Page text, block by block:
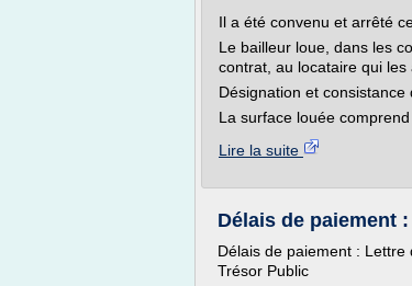
Il a été convenu et arrêté
Le bailleur loue, dans les
contrat, au locataire qui les
Désignation et consistance
La surface louée comprend
Lire la suite
Délais de paiement
Délais de paiement :
Trésor Public